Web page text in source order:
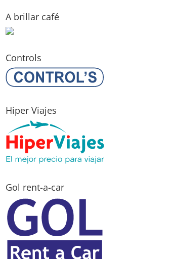
A brillar café
Controls
Hiper Viajes
Gol rent-a-car